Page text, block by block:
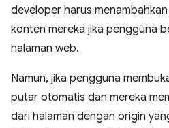
developer harus
konten mereka jika pengguna
halaman web.
Namun, jika pengguna
putar otomatis dan mereka
dari halaman dengan origin